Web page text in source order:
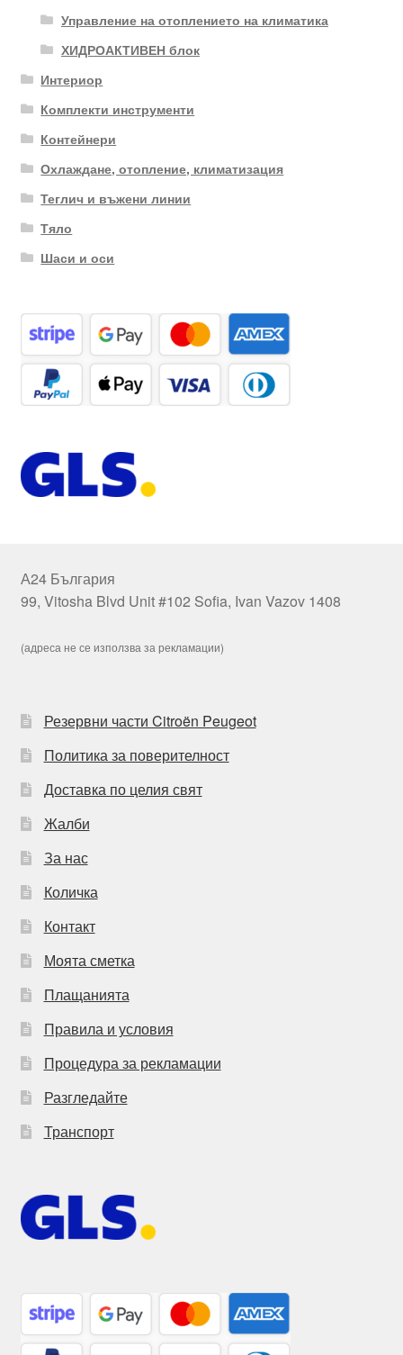
Управление на отоплението на климатика
ХИДРОАКТИВЕН блок
Интериор
Комплекти инструменти
Контейнери
Охлаждане, отопление, климатизация
Теглич и въжени линии
Тяло
Шаси и оси
А24 България
99, Vitosha Blvd Unit #102 Sofia, Ivan Vazov 1408
(адреса не се използва за рекламации)
Резервни части Citroën Peugeot
Политика за поверителност
Доставка по целия свят
Жалби
За нас
Количка
Контакт
Моята сметка
Плащанията
Правила и условия
Процедура за рекламации
Разгледайте
Транспорт